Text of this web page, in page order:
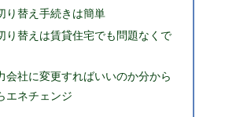
り替え手続きは簡単
り替えは賃貸住宅でも問題なくで
会社に変更すればいいのか分から
エネチェンジ